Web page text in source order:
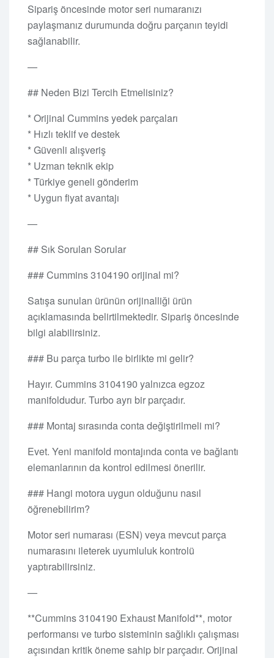
Sipariş öncesinde motor seri numaranızı
paylaşmanız durumunda doğru parçanın teyidi
sağlanabilir.
—
## Neden Bizi Tercih Etmelisiniz?
* Orijinal Cummins yedek parçaları
* Hızlı teklif ve destek
* Güvenli alışveriş
* Uzman teknik ekip
* Türkiye geneli gönderim
* Uygun fiyat avantajı
—
## Sık Sorulan Sorular
### Cummins 3104190 orijinal mi?
Satışa sunulan ürünün orijinalliği ürün
açıklamasında belirtilmektedir. Sipariş öncesinde
bilgi alabilirsiniz.
### Bu parça turbo ile birlikte mi gelir?
Hayır. Cummins 3104190 yalnızca egzoz
manifoldudur. Turbo ayrı bir parçadır.
### Montaj sırasında conta değiştirilmeli mi?
Evet. Yeni manifold montajında conta ve bağlantı
elemanlarının da kontrol edilmesi önerilir.
### Hangi motora uygun olduğunu nasıl
öğrenebilirim?
Motor seri numarası (ESN) veya mevcut parça
numarasını ileterek uyumluluk kontrolü
yaptırabilirsiniz.
—
**Cummins 3104190 Exhaust Manifold**, motor
performansı ve turbo sisteminin sağlıklı çalışması
açısından kritik öneme sahip bir parçadır. Orijinal